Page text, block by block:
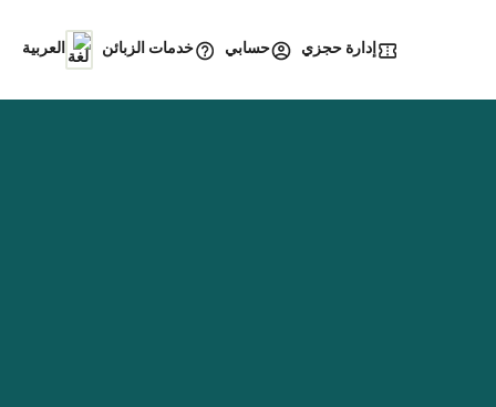
إدارة حجزي حسابي خدمات الزبائن العربية